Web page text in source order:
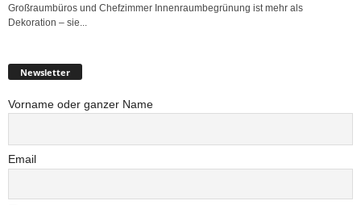
Großraumbüros und Chefzimmer Innenraumbegrünung ist mehr als
Dekoration – sie...
Newsletter
Vorname oder ganzer Name
Email